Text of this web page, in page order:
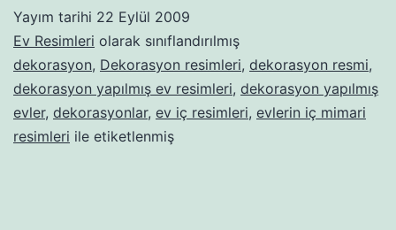
Yayım tarihi 22 Eylül 2009
Ev Resimleri olarak sınıflandırılmış
dekorasyon, Dekorasyon resimleri, dekorasyon resmi,
dekorasyon yapılmış ev resimleri, dekorasyon yapılmış
evler, dekorasyonlar, ev iç resimleri, evlerin iç mimari
resimleri ile etiketlenmiş